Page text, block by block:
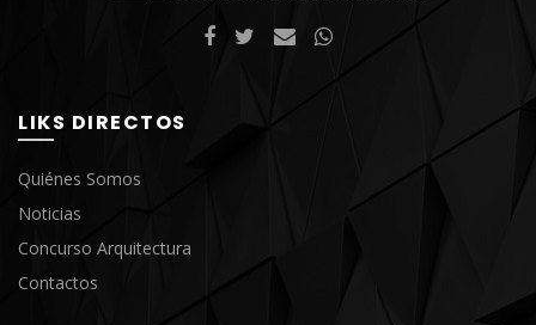
LIKS DIRECTOS
Quiénes Somos
Noticias
Concurso Arquitectura
Contactos